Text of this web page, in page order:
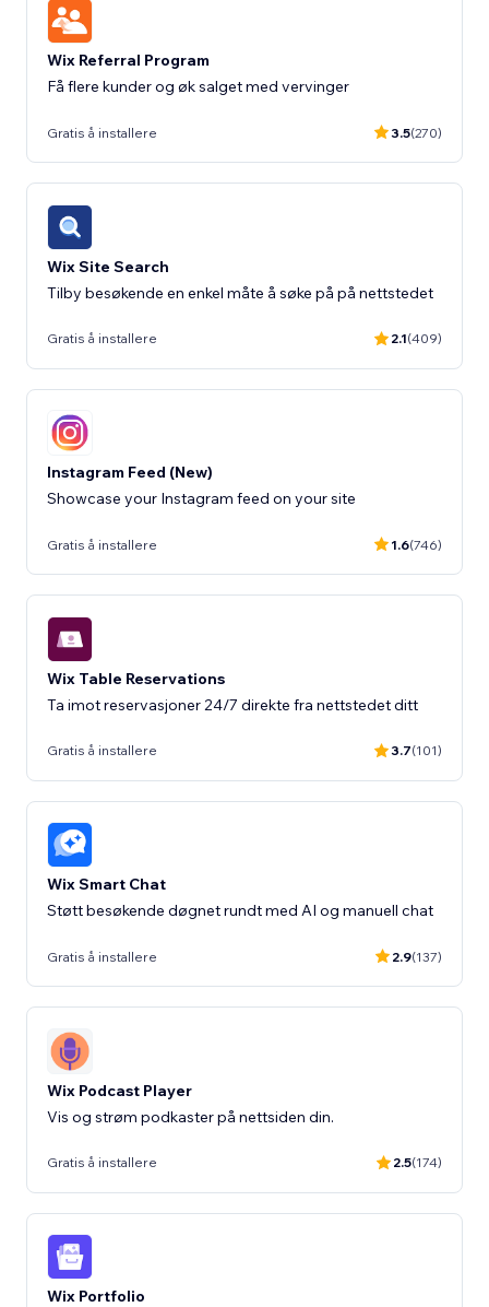
Wix Referral Program
Få flere kunder og øk salget med vervinger
Gratis å installere 3.5(270)
Wix Site Search
Gratis å installere 2.1(409)
Instagram Feed (New)
Showcase your Instagram feed on your site
Gratis å installere 1.6(746)
Wix Table Reservations
Ta imot reservasjoner 24/7 direkte fra nettstedet ditt
Gratis å installere 3.7(101)
Wix Smart Chat
Støtt besøkende døgnet rundt med AI og manuell chat
Gratis å installere 2.9(137)
Wix Podcast Player
Vis og strøm podkaster på nettsiden din.
Gratis å installere 2.5(174)
Wix Portfolio